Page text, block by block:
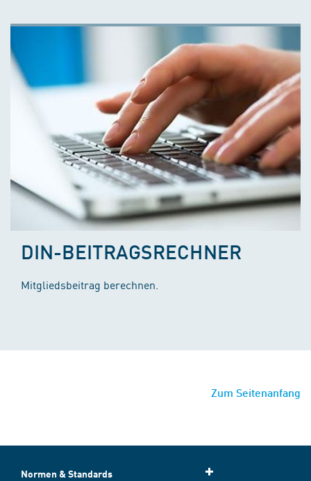
DIN-BEITRAGSRECHNER
Mitgliedsbeitrag berechnen.
Zum Seitenanfang
Normen & Standards